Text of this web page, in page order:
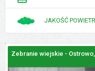
JAKOŚĆ
GALERIE
ZDJĘĆ
Zebranie wiejskie - Ostrowo,